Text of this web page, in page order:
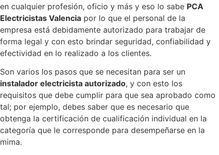
en cualquier profesión, oficio y más y eso lo sabe PCA
Electricistas Valencia por lo que el personal de la
empresa está debidamente autorizado para trabajar de
forma legal y con esto brindar seguridad, confiabilidad y
efectividad en lo realizado a los clientes.
Son varios los pasos que se necesitan para ser un
instalador electricista autorizado, y con esto los
requisitos que debe cumplir para que sea aprobado como
tal; por ejemplo, debes saber que es necesario que
obtenga la certificación de cualificación individual en la
categoría que le corresponde para desempeñarse en la
mima.